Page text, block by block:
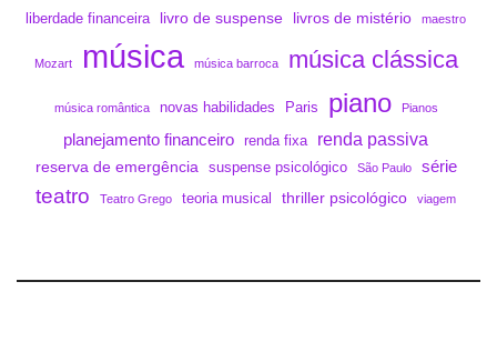
liberdade financeira livro de suspense livros de mistério maestro
Mozart música música barroca música clássica
música romântica novas habilidades Paris piano Pianos
planejamento financeiro renda fixa renda passiva
reserva de emergência suspense psicológico São Paulo série
teatro Teatro Grego teoria musical thriller psicológico viagem